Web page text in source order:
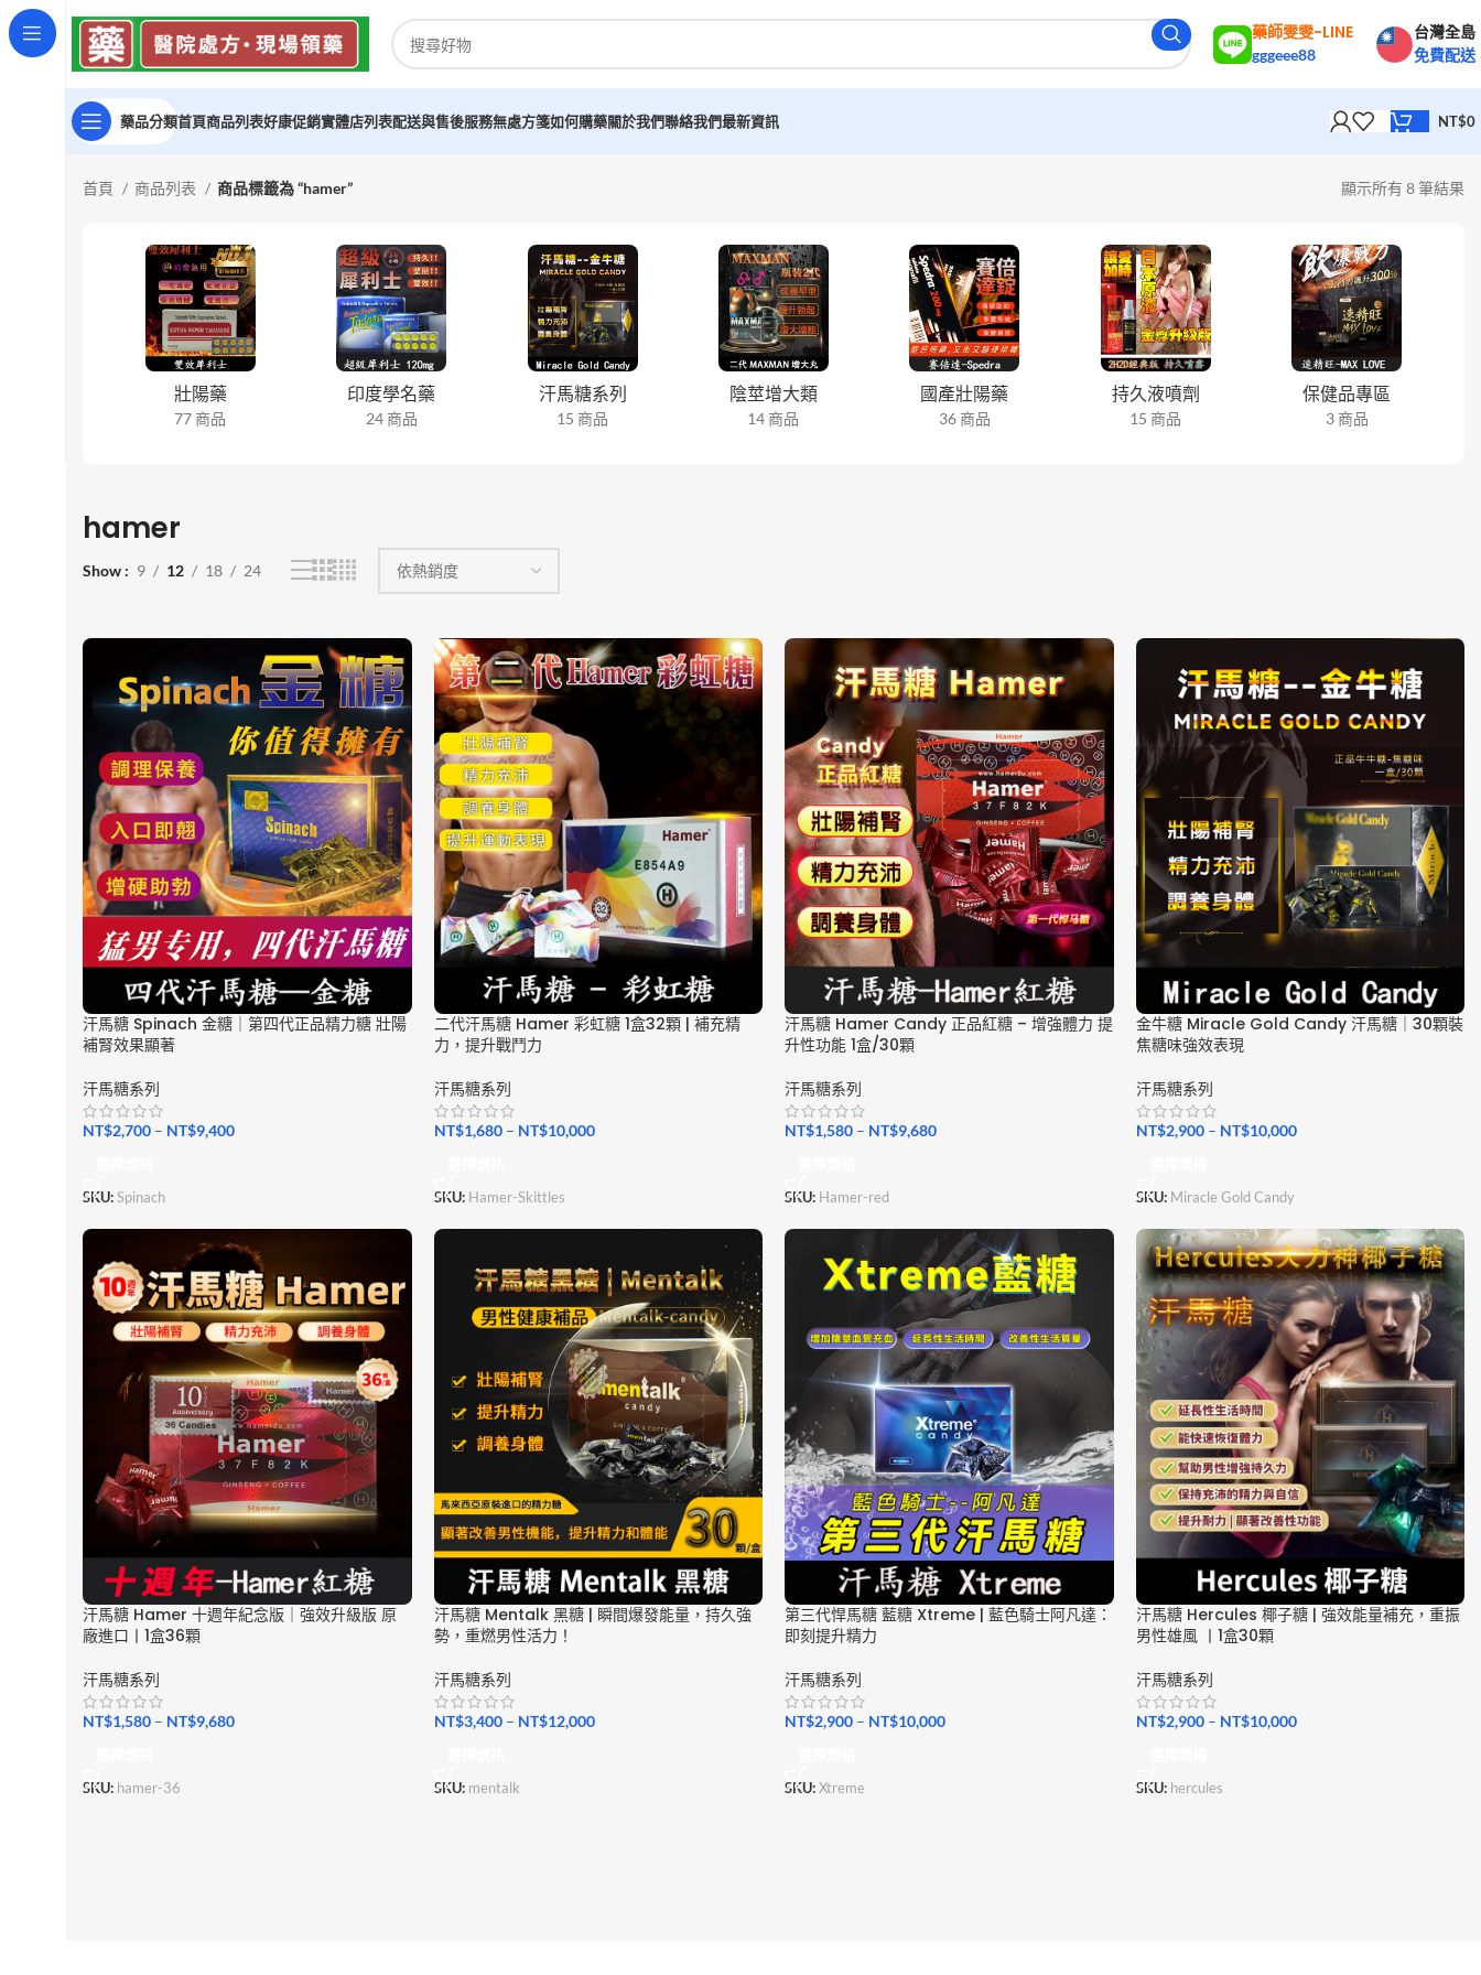
藥師雯雯-LINE
gggeee88
台灣全島
免費配送
藥品分類首頁商品列表好康促銷實體店列表配送與售後服務無處方箋如何購藥關於我們聯絡我們最新資訊 NT$0
首頁 商品列表 商品標籤為 “hamer” 顯示所有 8 筆結果
壯陽藥
77 商品
印度學名藥
24 商品
汗馬糖系列
15 商品
陰莖增大類
14 商品
國產壯陽藥
36 商品
持久液噴劑
15 商品
保健品專區
3 商品
hamer
Show 9 12 18 24
汗馬糖 Spinach 金糖｜第四代正品精力糖 壯陽
補腎效果顯著
汗馬糖系列
NT$2,700 – NT$9,400
SKU:Spinach
二代汗馬糖 Hamer 彩虹糖 1盒32顆 | 補充精
力，提升戰鬥力
汗馬糖系列
NT$1,680– NT$10,000
SKU: Hamer-Skittles
汗馬糖 Hamer Candy 正品紅糖 – 增強體力 提
升性功能 1盒/30顆
汗馬糖系列
NT$1,580 – NT$9,680
SKU: Hamer-red
金牛糖 Miracle Gold Candy 汗馬糖｜30顆裝
焦糖味強效表現
汗馬糖系列
NT$2,900– NT$10,000
SKU: Miracle Gold Candy
汗馬糖 Hamer 十週年紀念版｜強效升級版 原
廠進口丨1盒36顆
汗馬糖系列
NT$1,580 – NT$9,680
SKU: hamer-36
汗馬糖 Mentalk 黑糖 | 瞬間爆發能量，持久強
勢，重燃男性活力！
汗馬糖系列
NT$3,400– NT$12,000
SKU: mentalk
第三代悍馬糖 藍糖 Xtreme | 藍色騎士阿凡達：
即刻提升精力
汗馬糖系列
NT$2,900 – NT$10,000
SKU:Xtreme
汗馬糖 Hercules 椰子糖 | 強效能量補充，重振
男性雄風 丨1盒30顆
汗馬糖系列
NT$2,900– NT$10,000
SKU: hercules